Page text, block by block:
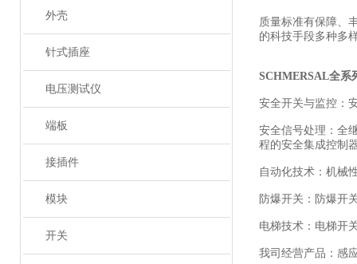
外壳
针式插座
电压测试仪
端板
接插件
模块
开关
质量标准有保障、
的科技手段多种多
SCHMERSAL全系
安全开关与监控：
安全信号处理：全
程的安全集成控制
自动化技术：机械
防爆开关：防爆开
电梯技术：电梯开
我司经营产品：感